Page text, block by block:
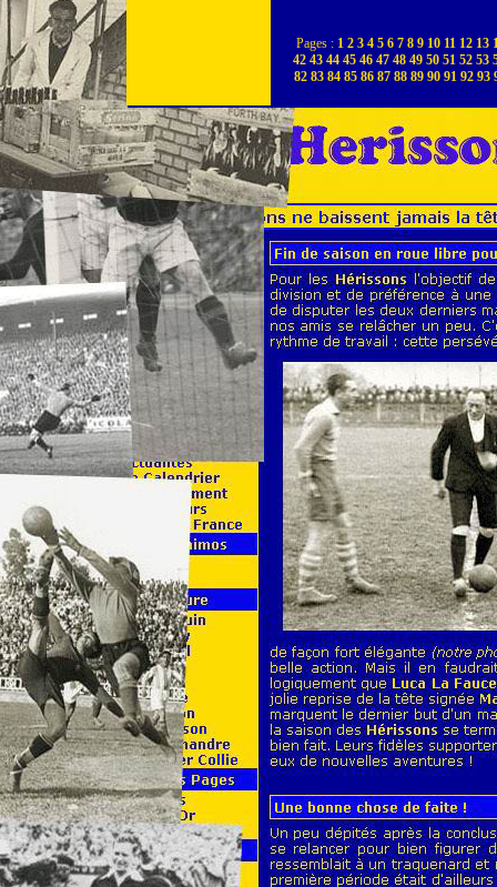
Pages : 1 2 3 4 5 6 7 8 9 10 11 12 13
42 43 44 45 46 47 48 49 50 51 52 53
82 83 84 85 86 87 88 89 90 91 92 93